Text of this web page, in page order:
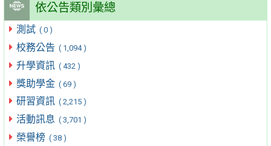
依公告類別彙總
測試 ( 0 )
校務公告 ( 1,094 )
升學資訊 ( 432 )
獎助學金 ( 69 )
研習資訊 ( 2,215 )
活動訊息 ( 3,701 )
榮譽榜 ( 38 )